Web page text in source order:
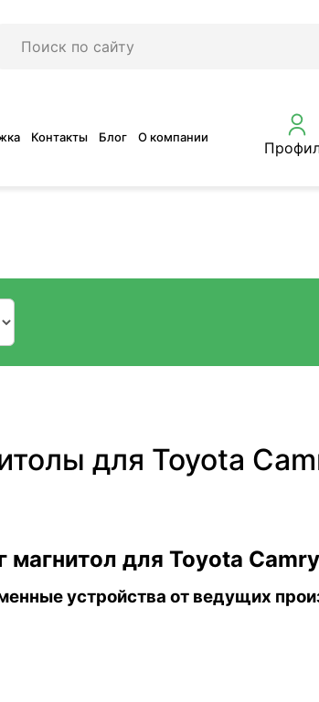
Контакты Блог О компании
для Toyota
магнитол для Toyota
устройства от ведущих